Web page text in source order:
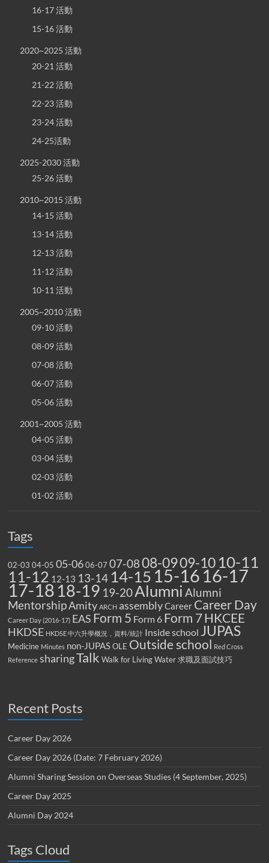
16-17 活動
15-16 活動
2020~2025 活動
20-21 活動
21-22 活動
22-23 活動
23-24 活動
24-25活動
2025-2030 活動
25-26 活動
2010~2015 活動
14-15 活動
13-14 活動
12-13 活動
11-12 活動
10-11 活動
2005~2010 活動
09-10 活動
08-09 活動
07-08 活動
06-07 活動
05-06 活動
2001~2005 活動
04-05 活動
03-04 活動
02-03 活動
01-02 活動
Tags
02-03 04-05 05-06 06-07 07-0808-0909-10 10-11
11-12 12-13 13-14 14-15 15-16 16-17
17-18 18-19 19-20Alumni Alumni
MentorshipAmity ARCH assemblyCareer Career Day
Career Day (2016-17) EAS Form 5 Form 6 Form 7HKCEE
HKDSE HKDSE 中六升學概況，資料/統計 Inside school JUPAS
Medicine Minutes non-JUPAS OLE Outside school Red Cross
Reference sharingTalk Walk for Living Water 求職及面試技巧
Recent Posts
Career Day 2026
Career Day 2026 (Date: 7 February 2026)
Alumni Sharing Session on Overseas Studies (4 September, 2025)
Career Day 2025
Alumni Day 2024
Tags Cloud